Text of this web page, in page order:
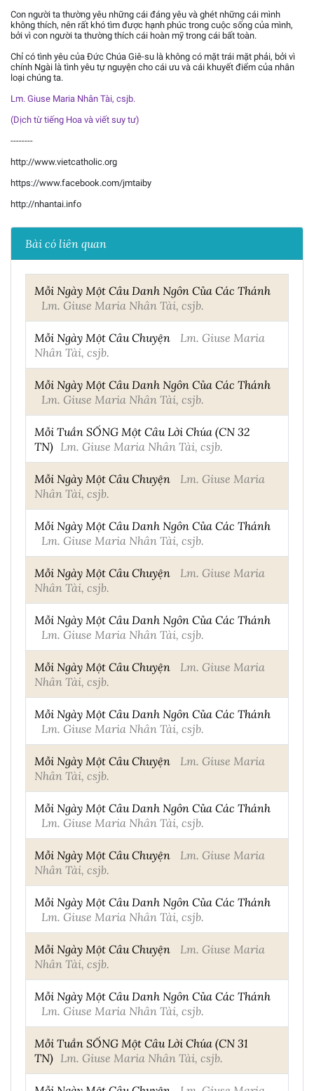
Con người ta thường yêu những cái đáng yêu và ghét những cái mình
không thích, nên rất khó tìm được hạnh phúc trong cuộc sống của mình,
bởi vì con người ta thường thích cái hoàn mỹ trong cái bất toàn.
Chỉ có tình yêu của Đức Chúa Giê-su là không có mặt trái mặt phải, bởi vì
chính Ngài là tình yêu tự nguyện cho cái ưu và cái khuyết điểm của nhân
loại chúng ta.
Lm. Giuse Maria Nhân Tài, csjb.
(Dịch từ tiếng Hoa và viết suy tư)
--------
http://www.vietcatholic.org
https://www.facebook.com/jmtaiby
http://nhantai.info
Bài có liên quan
Mỗi Ngày Một Câu Danh Ngôn Của Các Thánh
Lm. Giuse Maria Nhân Tài, csjb.
Mỗi Ngày Một Câu Chuyện
Lm. Giuse Maria
Nhân Tài, csjb.
Mỗi Ngày Một Câu Danh Ngôn Của Các Thánh
Lm. Giuse Maria Nhân Tài, csjb.
Mỗi Tuần SỐNG Một Câu Lời Chúa (CN 32
TN) Lm. Giuse Maria Nhân Tài, csjb.
Mỗi Ngày Một Câu Chuyện
Lm. Giuse Maria
Nhân Tài, csjb.
Mỗi Ngày Một Câu Danh Ngôn Của Các Thánh
Lm. Giuse Maria Nhân Tài, csjb.
Mỗi Ngày Một Câu Chuyện
Lm. Giuse Maria
Nhân Tài, csjb.
Mỗi Ngày Một Câu Danh Ngôn Của Các Thánh
Lm. Giuse Maria Nhân Tài, csjb.
Mỗi Ngày Một Câu Chuyện
Lm. Giuse Maria
Nhân Tài, csjb.
Mỗi Ngày Một Câu Danh Ngôn Của Các Thánh
Lm. Giuse Maria Nhân Tài, csjb.
Mỗi Ngày Một Câu Chuyện
Lm. Giuse Maria
Nhân Tài, csjb.
Mỗi Ngày Một Câu Danh Ngôn Của Các Thánh
Lm. Giuse Maria Nhân Tài, csjb.
Mỗi Ngày Một Câu Chuyện
Lm. Giuse Maria
Nhân Tài, csjb.
Mỗi Ngày Một Câu Danh Ngôn Của Các Thánh
Lm. Giuse Maria Nhân Tài, csjb.
Mỗi Ngày Một Câu Chuyện
Lm. Giuse Maria
Nhân Tài, csjb.
Mỗi Ngày Một Câu Danh Ngôn Của Các Thánh
Lm. Giuse Maria Nhân Tài, csjb.
Mỗi Tuần SỐNG Một Câu Lời Chúa (CN 31
TN) Lm. Giuse Maria Nhân Tài, csjb.